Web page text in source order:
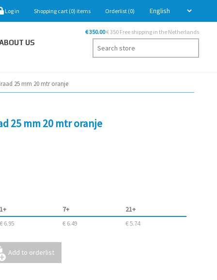
Log in Shopping cart (0) items Orderlist (0)
US
€ 350.00€ 350 Free shipping in the Netherlands
25 mm 20 mtr oranje
25 mm 20 mtr oranje
1+ 7+ 21+
€ 6.95 € 6.49 € 5.74